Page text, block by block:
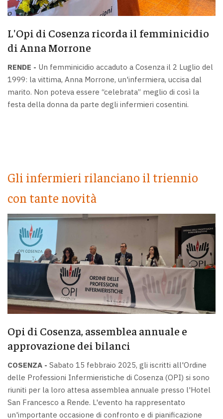
L'Opi di Cosenza ricorda il femminicidio
di Anna Morrone
RENDE - Un femminicidio accaduto a Cosenza il 2 Luglio del
1999: la vittima, Anna Morrone, un'infermiera, uccisa dal
marito. Non poteva essere “celebrata” meglio di così la
festa della donna da parte degli infermieri cosentini.
Gli infermieri rilanciano il triennio
con tante novità
Opi di Cosenza, assemblea annuale e
approvazione dei bilanci
COSENZA - Sabato 15 febbraio 2025, gli iscritti all'Ordine
delle Professioni Infermieristiche di Cosenza (OPI) si sono
riuniti per la loro attesa assemblea annuale presso l'Hotel
San Francesco a Rende. L'evento ha rappresentato
un'importante occasione di confronto e di pianificazione